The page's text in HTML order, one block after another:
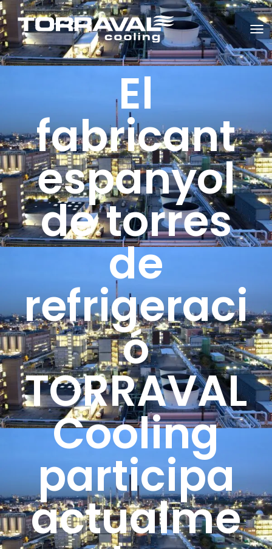
C
N
V
E
G
A
C
I
Ó
El
fabricant
espanyol
de torres
de
refrigeraci
ó
TORRAVAL
Cooling
participa
actualme